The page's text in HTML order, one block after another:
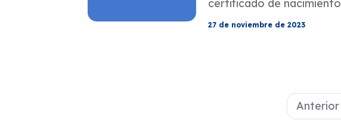
certificado de nacimiento
mexicano
27 de noviembre de 2023
Anterior